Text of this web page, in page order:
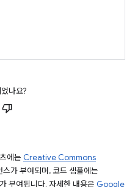
나요?
에는 Creative Commons
스가 부여되며, 코드 샘플에는
부여됩니다. 자세한 내용은 Google